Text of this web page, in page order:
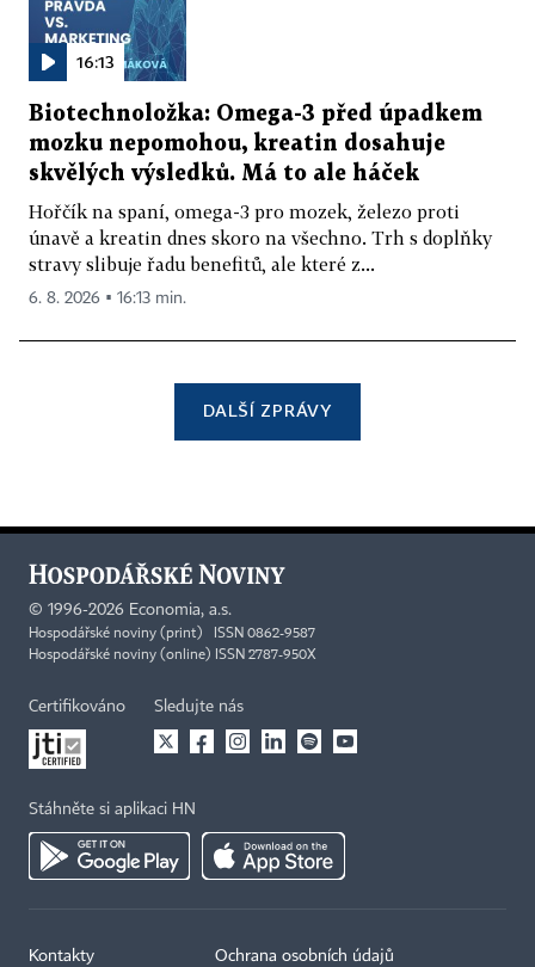
16:13
Biotechnoložka: Omega-3 před úpadkem
mozku nepomohou, kreatin dosahuje
skvělých výsledků. Má to ale háček
Hořčík na spaní, omega-3 pro mozek, železo proti
únavě a kreatin dnes skoro na všechno. Trh s doplňky
stravy slibuje řadu benefitů, ale které z...
6. 8. 2026 ▪ 16:13 min.
DALŠÍ ZPRÁVY
© 1996-2026 Economia, a.s.
Hospodářské noviny (print) ISSN 0862-9587
Hospodářské noviny (online) ISSN 2787-950X
Certifikováno Sledujte nás
Stáhněte si aplikaci HN
Kontakty Ochrana osobních údajů